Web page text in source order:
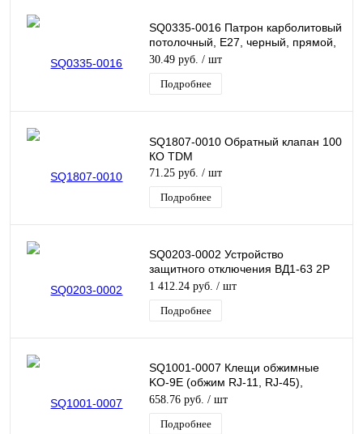
SQ0335-0016 Патрон карболитовый
потолочный, Е27, черный, прямой,
Б/Н TDM
30.49 руб. / шт
Подробнее
SQ1807-0010 Обратный клапан 100
КО TDM
71.25 руб. / шт
Подробнее
SQ0203-0002 Устройство
защитного отключения ВД1-63 2Р
16А 10мА TDM
1 412.24 руб. / шт
Подробнее
SQ1001-0007 Клещи обжимные
KO-9E (обжим RJ-11, RJ-45),
«МастерЭлектрик» TDM
658.76 руб. / шт
Подробнее